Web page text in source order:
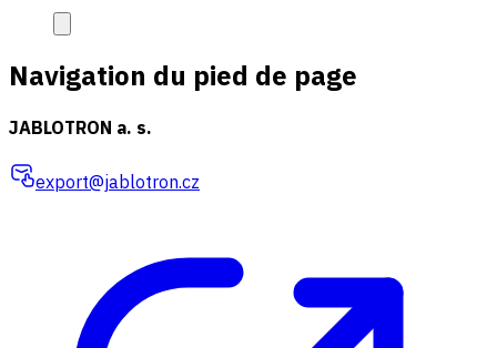
Navigation du pied de page
JABLOTRON a. s.
export@jablotron.cz